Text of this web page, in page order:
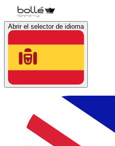
Abrir el selector de idioma